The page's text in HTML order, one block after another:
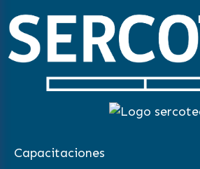
Capacitaciones